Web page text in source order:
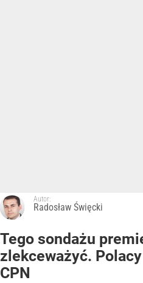
Autor:
Radosław Święcki
Tego sondażu
zlekceważyć.
CPN